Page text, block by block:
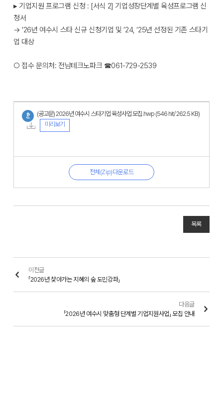
▸ 기업지원 프로그램 신청 : [서식 2] 기업성장단계별 육성프로그램 신
청서
→ ’26년 여수시 스타 신규 신청기업 및 ’24, ‘25년 선정된 기존 스타기
업 대상
○ 접수 문의처: 전남테크노파크 ☎061-729-2539
(공고문) 2026년 여수시 스타기업 육성사업 모집.hwp (546 hit/ 262.5 KB)
미리보기
전체(Zip)다운로드
목록
이전글
「2026년 찾아가는 지혜의 숲 도민강좌」
다음글
「2026년 여수시 맞춤형 단계별 기업지원사업」 모집 안내